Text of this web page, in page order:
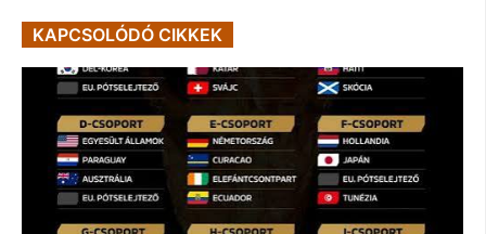
KAPCSOLÓDÓ CIKKEK